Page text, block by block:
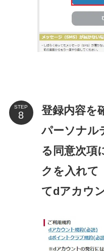
STEP
登録内容を
パーソナル
る同意次項
クを入れて
てdアカウ